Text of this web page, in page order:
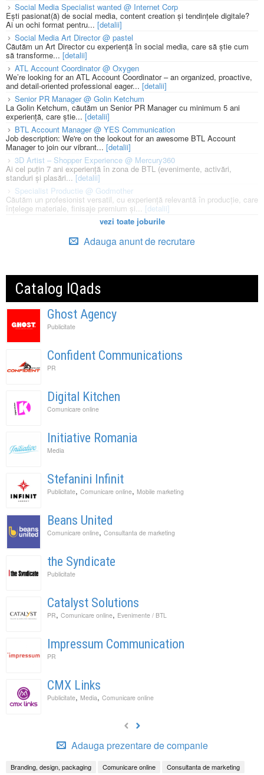
Social Media Specialist wanted @ Internet Corp
Ești pasionat(ă) de social media, content creation și tendințele digitale?
Ai un ochi format pentru... [detalii]
Social Media Art Director @ pastel
Căutăm un Art Director cu experiență în social media, care să știe cum
să transforme... [detalii]
ATL Account Coordinator @ Oxygen
We’re looking for an ATL Account Coordinator – an organized, proactive,
and detail-oriented professional eager... [detalii]
Senior PR Manager @ Golin Ketchum
La Golin Ketchum, căutăm un Senior PR Manager cu minimum 5 ani
experiență, care știe... [detalii]
BTL Account Manager @ YES Communication
Job description: We're on the lookout for an awesome BTL Account
Manager to join our vibrant... [detalii]
3D Artist – Shopper Experience @ Mercury360
Ai cel puțin 7 ani experiență în zona de BTL (evenimente, activări,
standuri și plasări...[detalii]
Specialist Productie @ Godmother
Căutăm un profesionist versatil, cu experiență relevantă în producție, care
înțelege materiale, finisaje premium și... [detalii]
vezi toate joburile
Adauga anunt de recrutare
Catalog IQads
Ghost Agency
Publicitate
Confident Communications
PR
Digital Kitchen
Comunicare online
Initiative Romania
Media
Stefanini Infinit
Publicitate, Comunicare online, Mobile marketing
Beans United
Comunicare online, Consultanta de marketing
the Syndicate
Publicitate
Catalyst Solutions
PR, Comunicare online, Evenimente / BTL
Impressum Communication
PR
CMX Links
Publicitate, Media, Comunicare online
Adauga prezentare de companie
Branding, design, packaging Comunicare online Consultanta de marketing